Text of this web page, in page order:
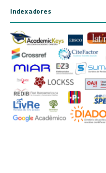
Indexadores